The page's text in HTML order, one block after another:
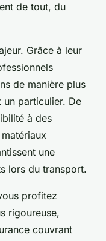
de tout, du
Grâce à leur
de manière plus
particulier. De
à des
une
lors du transport.
profitez
rigoureuse,
couvrant